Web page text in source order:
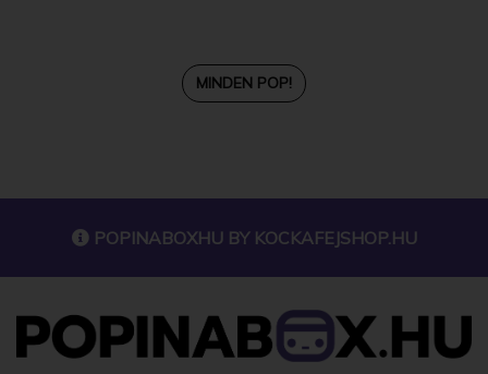
MINDEN POP!
POPINABOXHU BY KOCKAFEJSHOP.HU